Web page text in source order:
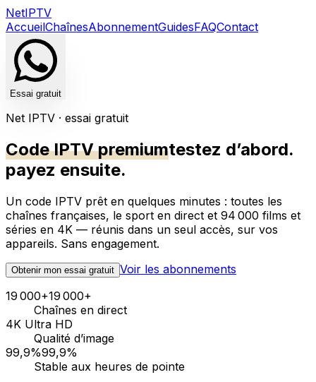
NetIPTV
AccueilChaînesAbonnementGuidesFAQContact
Essai gratuit
Net IPTV · essai gratuit
Code IPTV premiumtestez d’abord.
payez ensuite.
Un code IPTV prêt en quelques minutes : toutes les
chaînes françaises, le sport en direct et 94 000 films et
séries en 4K — réunis dans un seul accès, sur vos
appareils. Sans engagement.
Obtenir mon essai gratuit Voir les abonnements
19 000+19 000+
Chaînes en direct
4K Ultra HD
Qualité d’image
99,9%99,9%
Stable aux heures de pointe